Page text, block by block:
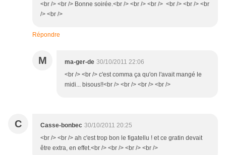
<br /> <br /> Bonne soirée.<br /> <br /> <br /> <br /> <br /> <br
/> <br />
Répondre
M ma-ger-de 30/10/2011 22:06
<br /> <br /> c'est comma ça qu'on l'avait mangé le
midi... bisous!!<br /> <br /> <br /> <br />
C Casse-bonbec 30/10/2011 20:25
<br /> <br /> ah c'est trop bon le figatellu ! et ce gratin devait
être extra, en effet.<br /> <br /> <br /> <br />